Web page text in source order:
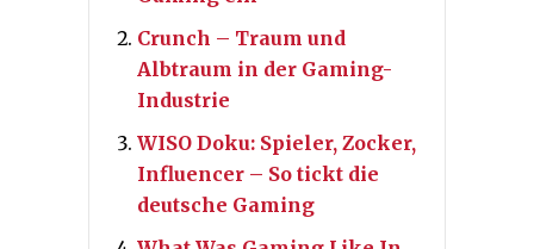
Crunch – Traum und
Albtraum in der Gaming-
Industrie
WISO Doku: Spieler, Zocker,
Influencer – So tickt die
deutsche Gaming